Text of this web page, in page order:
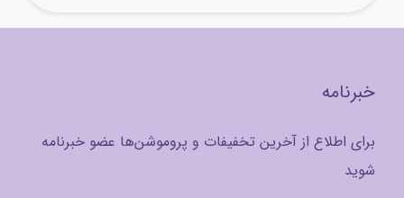
خبرنامه
برای اطلاع از آخرین تخفیفات و پروموشن‌ها عضو خبرنامه
شوید